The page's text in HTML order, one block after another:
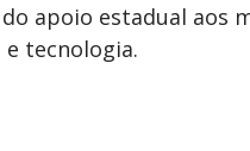
apoio estadual aos
e tecnologia.